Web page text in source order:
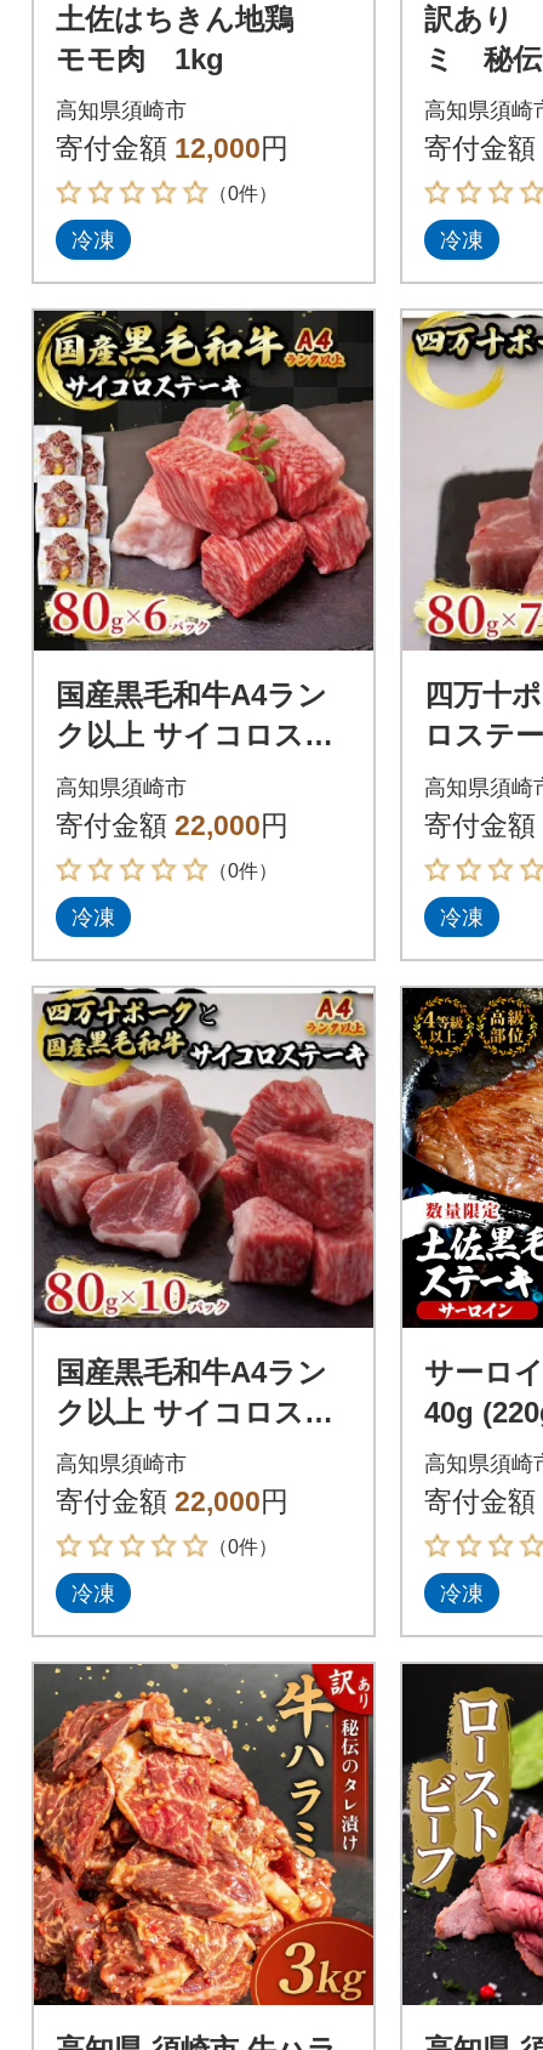
土佐はちきん地鶏
モモ肉 1kg
高知県須崎市
寄付金額 12,000円
（0件）
冷凍
訳あり
ミ 秘
け 600g
ック )
高知県須崎
寄付金額
冷凍
国産黒毛和牛A4ラン
ク以上 サイコロステ
ーキ 6パック
高知県須崎市
寄付金額 22,000円
（0件）
冷凍
四万十
ロステ
高知県須崎
寄付金額
冷凍
国産黒毛和牛A4ラン
ク以上 サイコロステ
ーキと四万十ポーク
の サイコロステーキ
10パック
高知県須崎市
寄付金額 22,000円
（0件）
冷凍
サーロ
40g
黒毛 和
高知県須崎
寄付金額
冷凍